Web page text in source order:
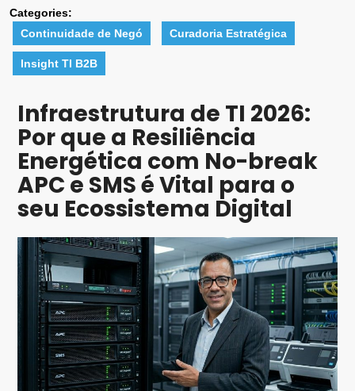
Categories:
Continuidade de Negó
Curadoria Estratégica
Insight TI B2B
Infraestrutura de TI 2026:
Por que a Resiliência
Energética com No-break
APC e SMS é Vital para o
seu Ecossistema Digital